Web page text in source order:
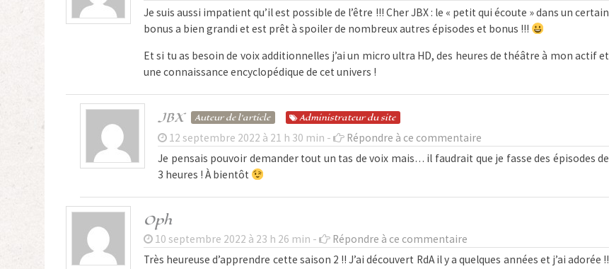
Je suis aussi impatient qu’il est possible de l’être !!! Cher JBX : le « petit qui écoute » dans un certain
bonus a bien grandi et est prêt à spoiler de nombreux autres épisodes et bonus !!!
Et si tu as besoin de voix additionnelles j’ai un micro ultra HD, des heures de théâtre à mon actif et
une connaissance encyclopédique de cet univers !
JBX Auteur de l'article Administrateurdu site
12 septembre 2022 à 21 h 30 min -
Répondre à ce commentaire
Je pensais pouvoir demander tout un tas de voix mais… il faudrait que je fasse des épisodes de
3 heures ! À bientôt
Oph
10 septembre 2022 à 23 h 26 min -
Répondre à ce commentaire
Très heureuse d’apprendre cette saison 2 !! J’ai découvert RdA il y a quelques années et j’ai adorée !!